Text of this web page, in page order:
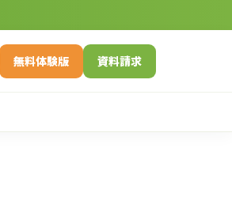
無料体験版 資料請求